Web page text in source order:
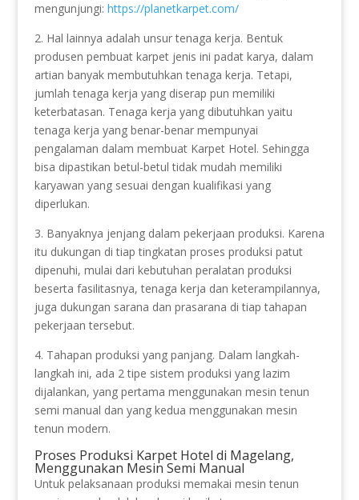
mengunjungi: https://planetkarpet.com/
2. Hal lainnya adalah unsur tenaga kerja. Bentuk
produsen pembuat karpet jenis ini padat karya, dalam
artian banyak membutuhkan tenaga kerja. Tetapi,
jumlah tenaga kerja yang diserap pun memiliki
keterbatasan. Tenaga kerja yang dibutuhkan yaitu
tenaga kerja yang benar-benar mempunyai
pengalaman dalam membuat Karpet Hotel. Sehingga
bisa dipastikan betul-betul tidak mudah memiliki
karyawan yang sesuai dengan kualifikasi yang
diperlukan.
3. Banyaknya jenjang dalam pekerjaan produksi. Karena
itu dukungan di tiap tingkatan proses produksi patut
dipenuhi, mulai dari kebutuhan peralatan produksi
beserta fasilitasnya, tenaga kerja dan keterampilannya,
juga dukungan sarana dan prasarana di tiap tahapan
pekerjaan tersebut.
4. Tahapan produksi yang panjang. Dalam langkah-
langkah ini, ada 2 tipe sistem produksi yang lazim
dijalankan, yang pertama menggunakan mesin tenun
semi manual dan yang kedua menggunakan mesin
tenun modern.
Proses Produksi Karpet Hotel di Magelang,
Menggunakan Mesin Semi Manual
Untuk pelaksanaan produksi memakai mesin tenun